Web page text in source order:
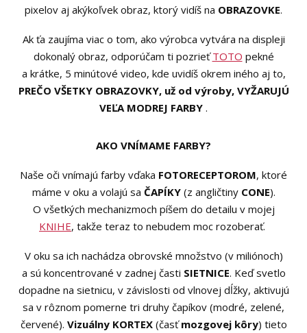
pixelov aj akýkoľvek obraz, ktorý vidíš na OBRAZOVKE.
Ak ťa zaujíma viac o tom, ako výrobca vytvára na displeji
dokonalý obraz, odporúčam ti pozrieťTOTO pekné
a krátke, 5 minútové video, kde uvidíš okrem iného aj to,
PREČO VŠETKY OBRAZOVKY, už od výroby, VYŽARUJÚ
VEĽA MODREJ FARBY .
AKO VNÍMAME FARBY?
Naše oči vnímajú farby vďaka FOTORECEPTOROM, ktoré
máme v oku a volajú sa ČAPÍKY(z angličtiny CONE).
O všetkých mechanizmoch píšem do detailu v mojej
KNIHE, takže teraz to nebudem moc rozoberať.
V oku sa ich nachádza obrovské množstvo (v miliónoch)
a sú koncentrované v zadnej časti SIETNICE. Keď svetlo
dopadne na sietnicu, v závislosti od vlnovej dĺžky, aktivujú
sa v rôznom pomerne tri druhy čapíkov (modré, zelené,
červené). Vizuálny KORTEX(časťmozgovej kôry) tieto